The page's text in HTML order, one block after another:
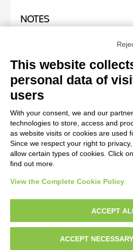
NOTES
Riproduzione del foglio 188r del
9561 della Bibliothèque nationale de
Work of art Entry
Anonimo sec. XIV, Ascensione
diritto d’autore, legge 22 aprile 1941 n. 633.
dei fotografi che hanno realizzato le opere
istituzioni che ne sono proprietari,
This website
personal data of
users
With your consent, we and our
technologies to store, access and
as website visits or cookies are used
Since we respect your right to
allow certain types of cookies. Click
find out more.
View the Complete Cookie Policy
ACCEPT
ACCEPT